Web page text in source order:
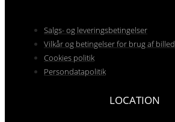
Salgs- og leveringsbetingelser
Vilkår og betingelser for brug af
Cookies politik
Persondatapolitik
LOCATION